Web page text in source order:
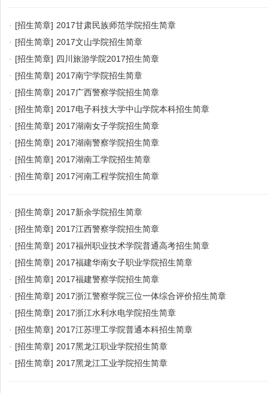
· [招生简章] 2017甘肃民族师范学院招生简章
· [招生简章] 2017文山学院招生简章
· [招生简章] 四川旅游学院2017招生简章
· [招生简章] 2017南宁学院招生简章
· [招生简章] 2017广西警察学院招生简章
· [招生简章] 2017电子科技大学中山学院本科招生简章
· [招生简章] 2017湖南女子学院招生简章
· [招生简章] 2017湖南警察学院招生简章
· [招生简章] 2017湖南工学院招生简章
· [招生简章] 2017河南工程学院招生简章
· [招生简章] 2017新余学院招生简章
· [招生简章] 2017江西警察学院招生简章
· [招生简章] 2017福州职业技术学院普通高考招生简章
· [招生简章] 2017福建华南女子职业学院招生简章
· [招生简章] 2017福建警察学院招生简章
· [招生简章] 2017浙江警察学院三位一体综合评价招生简章
· [招生简章] 2017浙江水利水电学院招生简章
· [招生简章] 2017江苏理工学院普通本科招生简章
· [招生简章] 2017黑龙江职业学院招生简章
· [招生简章] 2017黑龙江工业学院招生简章